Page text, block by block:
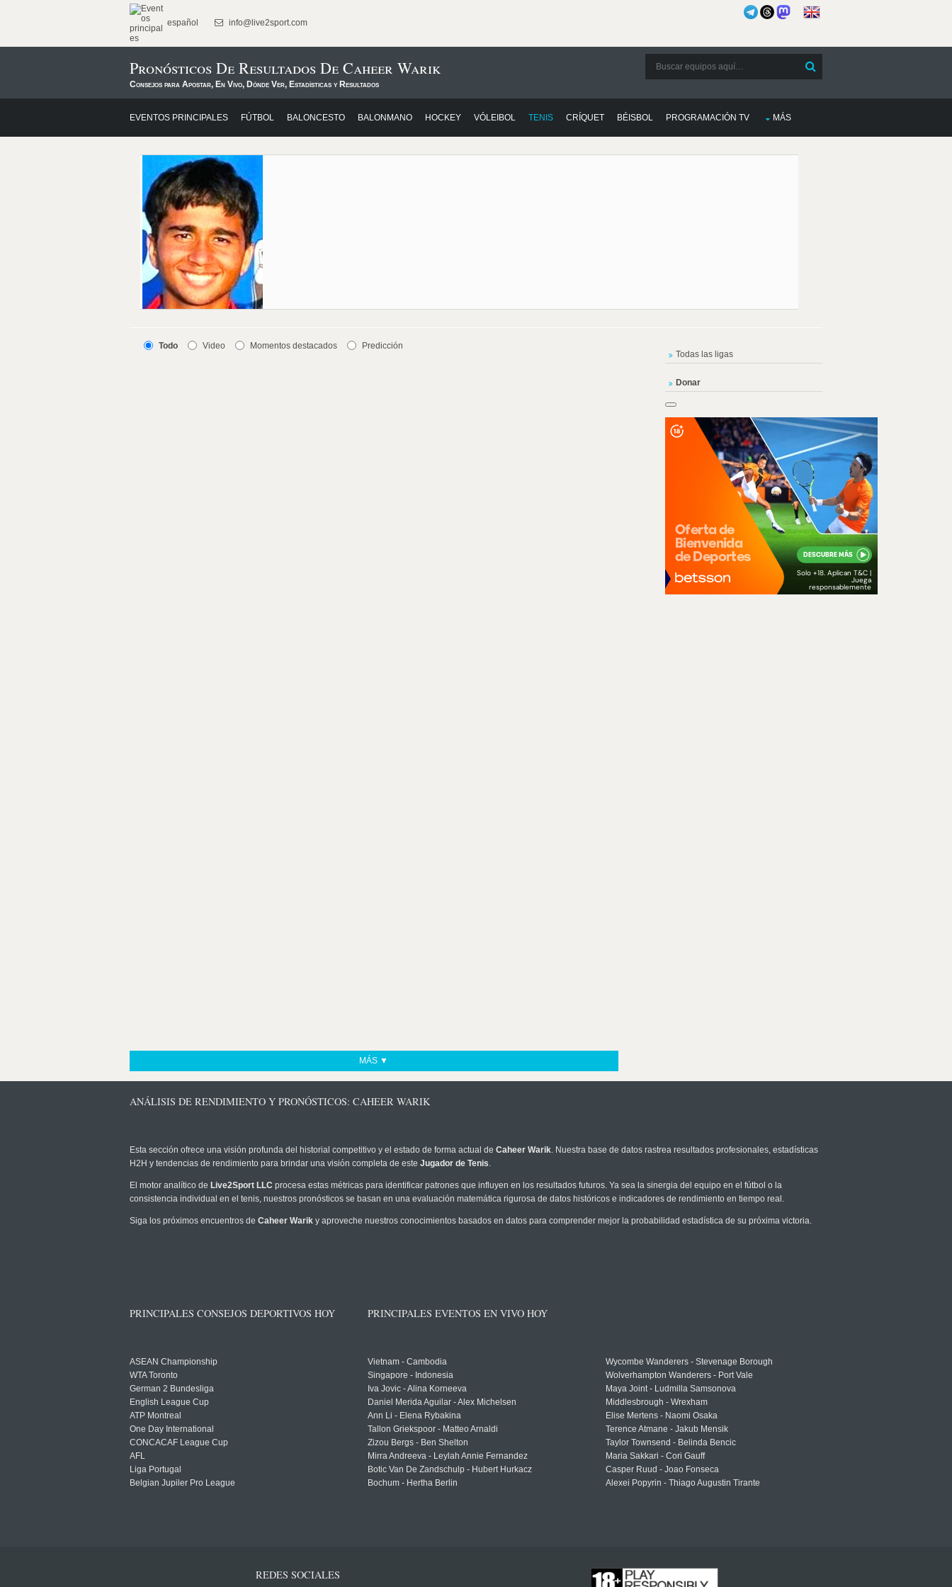
español info@live2sport.com
Pronósticos De Resultados De Caheer Warik
Consejos para Apostar, En Vivo, Dónde Ver, Estadísticas y Resultados
EVENTOS PRINCIPALES FÚTBOL BALONCESTO BALONMANO HOCKEY VÓLEIBOL TENIS CRÍQUET BÉISBOL PROGRAMACIÓN TV MÁS
Todo Video Momentos destacados Predicción
MÁS ▼
Todas las ligas
Donar
ANÁLISIS DE RENDIMIENTO Y PRONÓSTICOS: CAHEER WARIK
Esta sección ofrece una visión profunda del historial competitivo y el estado de forma actual de Caheer Warik. Nuestra base de datos rastrea resultados profesionales, estadísticas
H2H y tendencias de rendimiento para brindar una visión completa de este Jugador de Tenis.
El motor analítico de Live2Sport LLC procesa estas métricas para identificar patrones que influyen en los resultados futuros. Ya sea la sinergia del equipo en el fútbol o la
consistencia individual en el tenis, nuestros pronósticos se basan en una evaluación matemática rigurosa de datos históricos e indicadores de rendimiento en tiempo real.
Siga los próximos encuentros de Caheer Warik y aproveche nuestros conocimientos basados en datos para comprender mejor la probabilidad estadística de su próxima victoria.
PRINCIPALES CONSEJOS DEPORTIVOS HOY
ASEAN Championship
WTA Toronto
German 2 Bundesliga
English League Cup
ATP Montreal
One Day International
CONCACAF League Cup
AFL
Liga Portugal
Belgian Jupiler Pro League
PRINCIPALES EVENTOS EN VIVO HOY
Vietnam - Cambodia
Singapore - Indonesia
Iva Jovic - Alina Korneeva
Daniel Merida Aguilar - Alex Michelsen
Ann Li - Elena Rybakina
Tallon Griekspoor - Matteo Arnaldi
Zizou Bergs - Ben Shelton
Mirra Andreeva - Leylah Annie Fernandez
Botic Van De Zandschulp - Hubert Hurkacz
Bochum - Hertha Berlin
Wycombe Wanderers - Stevenage Borough
Wolverhampton Wanderers - Port Vale
Maya Joint - Ludmilla Samsonova
Middlesbrough - Wrexham
Elise Mertens - Naomi Osaka
Terence Atmane - Jakub Mensik
Taylor Townsend - Belinda Bencic
Maria Sakkari - Cori Gauff
Casper Ruud - Joao Fonseca
Alexei Popyrin - Thiago Augustin Tirante
REDES SOCIALES